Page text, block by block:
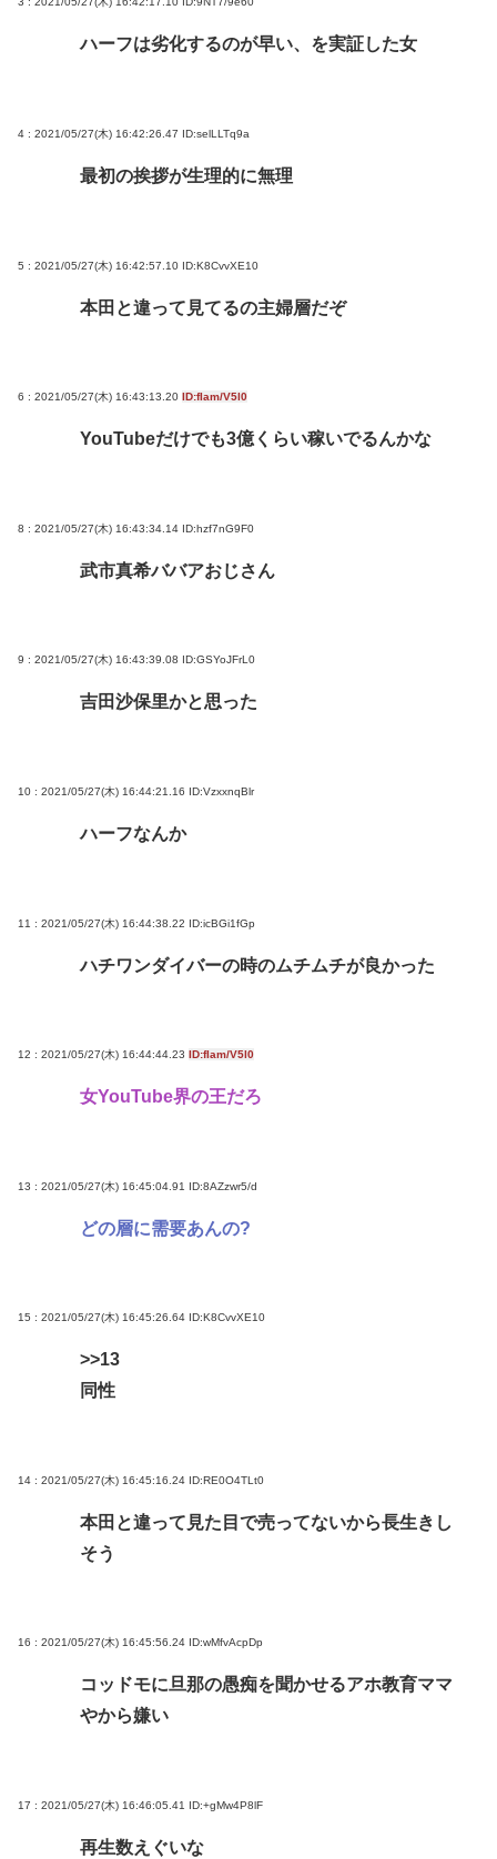
ハーフは劣化するのが早い、を実証した女
4 : 2021/05/27(木) 16:42:26.47 ID:selLLTq9a
最初の挨拶が生理的に無理
5 : 2021/05/27(木) 16:42:57.10 ID:K8CvvXE10
本田と違って見てるの主婦層だぞ
6 : 2021/05/27(木) 16:43:13.20 ID:fIam/V5l0
YouTubeだけでも3億くらい稼いでるんかな
8 : 2021/05/27(木) 16:43:34.14 ID:hzf7nG9F0
武市真希ババアおじさん
9 : 2021/05/27(木) 16:43:39.08 ID:GSYoJFrL0
吉田沙保里かと思った
10 : 2021/05/27(木) 16:44:21.16 ID:VzxxnqBlr
ハーフなんか
11 : 2021/05/27(木) 16:44:38.22 ID:icBGi1fGp
ハチワンダイバーの時のムチムチが良かった
12 : 2021/05/27(木) 16:44:44.23 ID:fIam/V5l0
女YouTube界の王だろ
13 : 2021/05/27(木) 16:45:04.91 ID:8AZzwr5/d
どの層に需要あんの?
15 : 2021/05/27(木) 16:45:26.64 ID:K8CvvXE10
>>13
同性
14 : 2021/05/27(木) 16:45:16.24 ID:RE0O4TLt0
本田と違って見た目で売ってないから長生きし
そう
16 : 2021/05/27(木) 16:45:56.24 ID:wMfvAcpDp
コッドモに旦那の愚痴を聞かせるアホ教育ママ
やから嫌い
17 : 2021/05/27(木) 16:46:05.41 ID:+gMw4P8lF
再生数えぐいな